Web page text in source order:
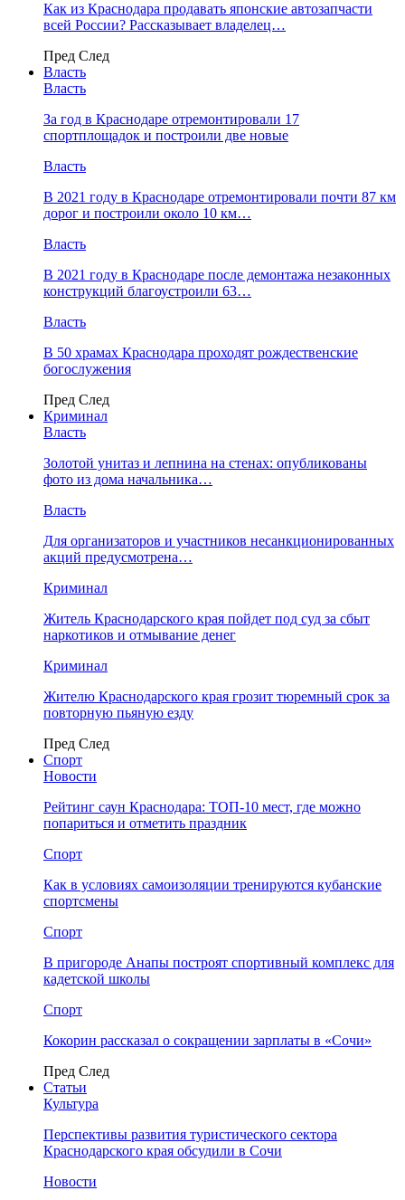
Как из Краснодара продавать японские автозапчасти
всей России? Рассказывает владелец…
Пред След
Власть
Власть
За год в Краснодаре отремонтировали 17
спортплощадок и построили две новые
Власть
В 2021 году в Краснодаре отремонтировали почти 87 км
дорог и построили около 10 км…
Власть
В 2021 году в Краснодаре после демонтажа незаконных
конструкций благоустроили 63…
Власть
В 50 храмах Краснодара проходят рождественские
богослужения
Пред След
Криминал
Власть
​Золотой унитаз и лепнина на стенах: опубликованы
фото из дома начальника…
Власть
Для организаторов и участников несанкционированных
акций предусмотрена…
Криминал
Житель Краснодарского края пойдет под суд за сбыт
наркотиков и отмывание денег
Криминал
Жителю Краснодарского края грозит тюремный срок за
повторную пьяную езду
Пред След
Спорт
Новости
Рейтинг саун Краснодара: ТОП-10 мест, где можно
попариться и отметить праздник
Спорт
Как в условиях самоизоляции тренируются кубанские
спортсмены
Спорт
В пригороде Анапы построят спортивный комплекс для
кадетской школы
Спорт
Кокорин рассказал о сокращении зарплаты в «Сочи»
Пред След
Статьи
Культура
Перспективы развития туристического сектора
Краснодарского края обсудили в Сочи
Новости